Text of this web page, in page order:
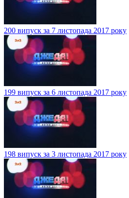
200 випуск за 7 листопада 2017 року
199 випуск за 6 листопада 2017 року
198 випуск за 3 листопада 2017 року